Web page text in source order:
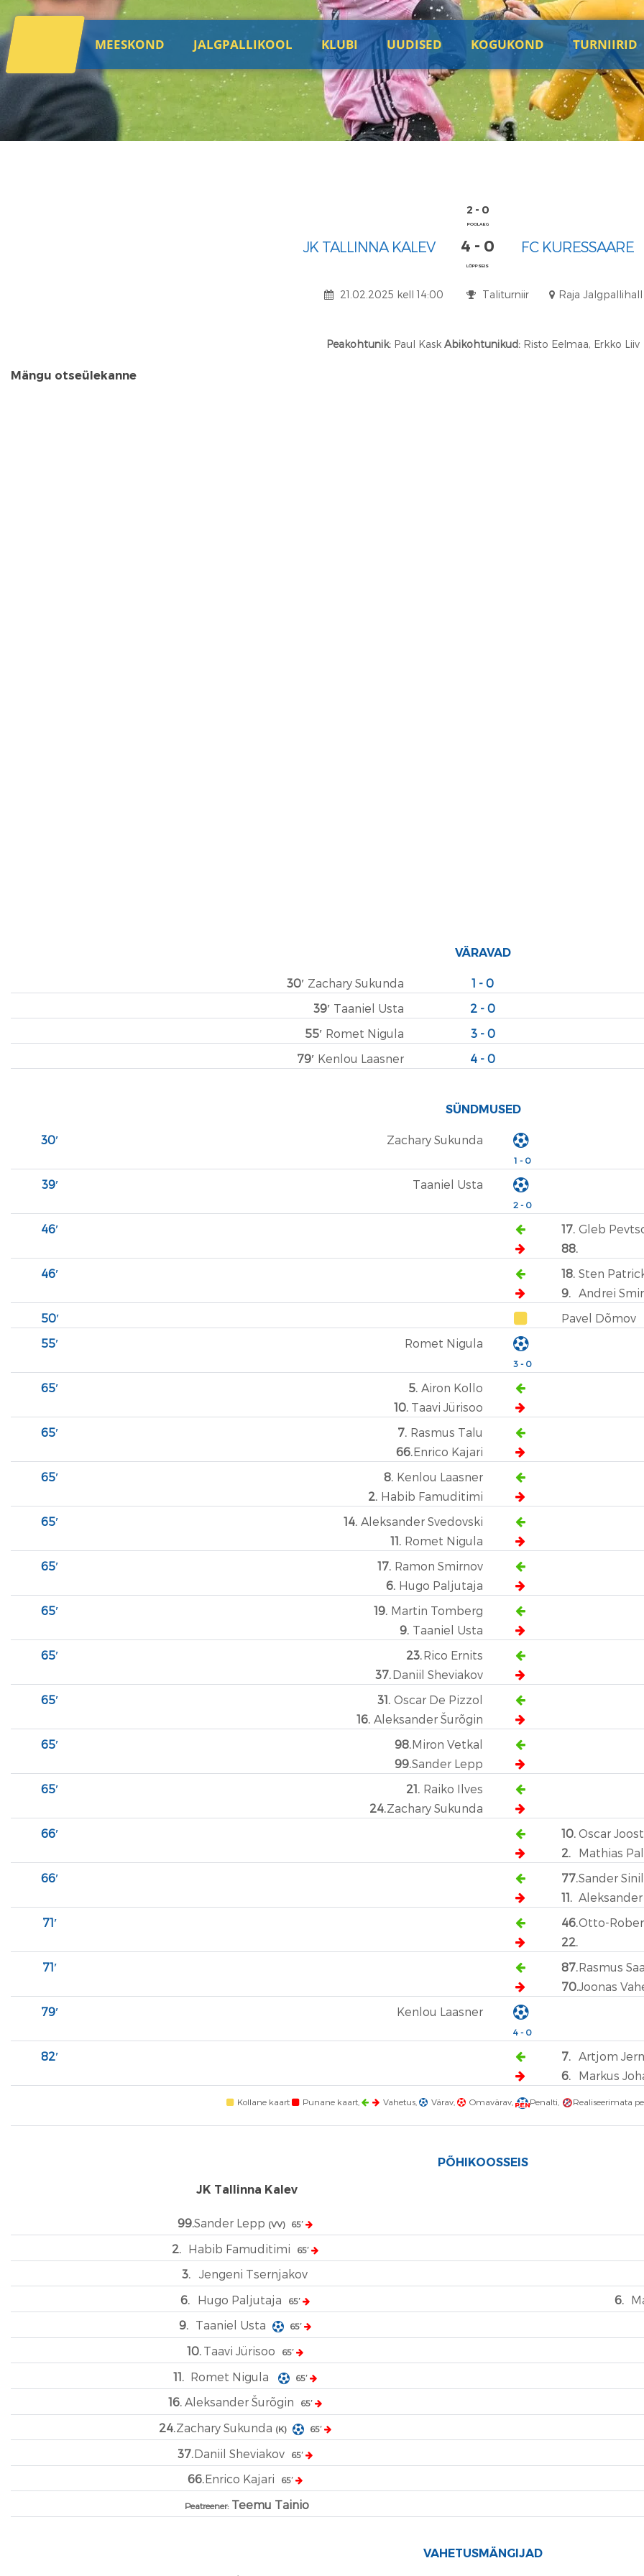
MEESKOND JALGPALLIKOOL KLUBI UUDISED KOGUKOND TURNIIRID
JK TALLINNA KALEV
2 - 0
POOLAEG
4 - 0
LÕPPSEIS
FC KURESSAARE
21.02.2025 kell 14:00 Taliturniir Raja Jalgpallihall
Peakohtunik: Paul Kask Abikohtunikud: Risto Eelmaa, Erkko Liiv
Mängu otseülekanne
VÄRAVAD
30′ Zachary Sukunda
1 - 0
39′ Taaniel Usta
2 - 0
55′ Romet Nigula
3 - 0
79′ Kenlou Laasner 4 - 0
SÜNDMUSED
30′ Zachary Sukunda
1 - 0
39′ Taaniel Usta
2 - 0
46′ 17. Gleb
88.
46′
18. Sten
9.
Andrei
50′
Pavel Dõmov
55′
Romet Nigula
3 - 0
65′ 5. Airon Kollo
10. Taavi Jürisoo
65′
7. Rasmus Talu
66. Enrico Kajari
65′
8. Kenlou Laasner
2. Habib Famuditimi
65′
14. Aleksander Svedovski
11. Romet Nigula
65′
17. Ramon Smirnov
6. Hugo Paljutaja
65′
19. Martin Tomberg
9. Taaniel Usta
65′
23. Rico Ernits
37. Daniil Sheviakov
65′
31. Oscar De Pizzol
16. Aleksander Šurõgin
65′
98. Miron Vetkal
99. Sander Lepp
65′
21. Raiko Ilves
24. Zachary Sukunda
66′
10. Oscar Joost
2.
Mathias
66′
77. Sander
11.
71′
46. Otto-
22.
71′
87. Rasmus
70.Joonas
79′
Kenlou Laasner
4 - 0
82′ 7.
Artjom
6.
Markus
Kollane kaart Punane kaart, Vahetus, Värav, Omavärav, PENPenalti, Realiseerimata
PÕHIKOOSSEIS
JK Tallinna Kalev
99.Sander Lepp (VV)65′
2. Habib Famuditimi 65′
3.
Jengeni Tsernjakov
6.
Hugo Paljutaja 65′
9. Taaniel Usta 65′
10. Taavi Jürisoo 65′
11. Romet Nigula 65′
16. Aleksander Šurõgin 65′
24.Zachary Sukunda (K) 65′
37. Daniil Sheviakov 65′
66.Enrico Kajari 65′
Peatreener:Teemu Tainio
6.
VAHETUSMÄNGIJAD